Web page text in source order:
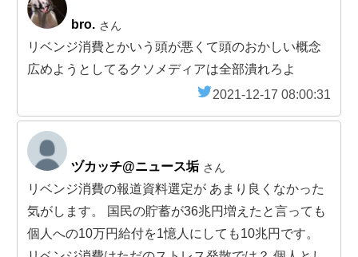
bro. さん
リベンジ消費とかいう頭が悪くて頭のおかしい概念
広めようとしてるクソメディアは全部潰れろよ
2021-12-17 08:00:31
ヅカッチ@ニュース垢 さん
リベンジ消費の報道資料選定が あまり良くなかった
気がします。 国民の貯蓄が36兆円増えたと言っても
個人への10万円給付を1憶人にしても10兆円です。